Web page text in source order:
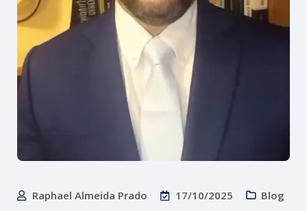
Raphael Almeida Prado 17/10/2025 Blog